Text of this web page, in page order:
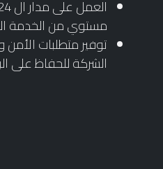
مستوي من الخدمة
توفير متطلبات الأمن
الشركة للحفاظ على